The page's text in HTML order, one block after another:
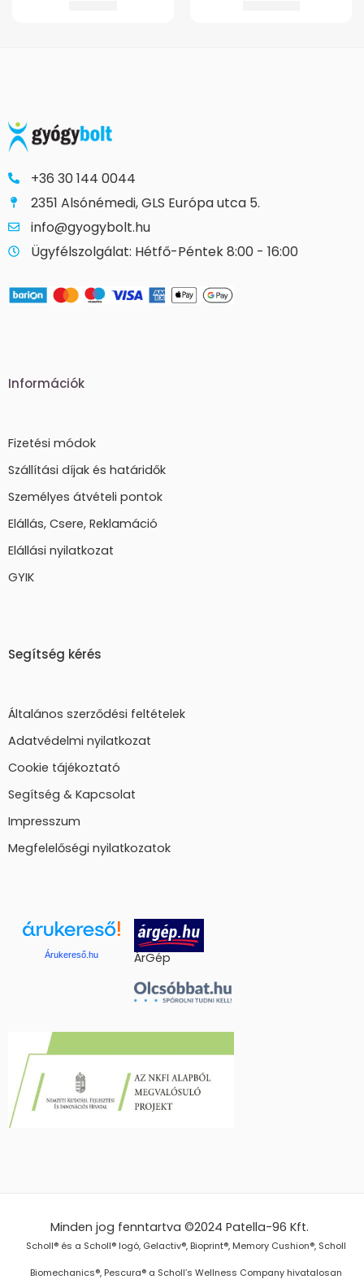
+36 30 144 0044
2351 Alsónémedi, GLS Európa utca 5.
info@gyogybolt.hu
Ügyfélszolgálat: Hétfő-Péntek 8:00 - 16:00
Információk
Fizetési módok
Szállítási díjak és határidők
Személyes átvételi pontok
Elállás, Csere, Reklamáció
Elállási nyilatkozat
GYIK
Segítség kérés
Általános szerződési feltételek
Adatvédelmi nyilatkozat
Cookie tájékoztató
Segítség & Kapcsolat
Impresszum
Megfelelőségi nyilatkozatok
Árukereső.hu ÁrGép
Minden jog fenntartva ©2024Patella-96 Kft.
Scholl® és a Scholl® logó, Gelactiv®, Bioprint®, Memory Cushion®, Scholl
Biomechanics®, Pescura® a Scholl’s Wellness Company hivatalosan